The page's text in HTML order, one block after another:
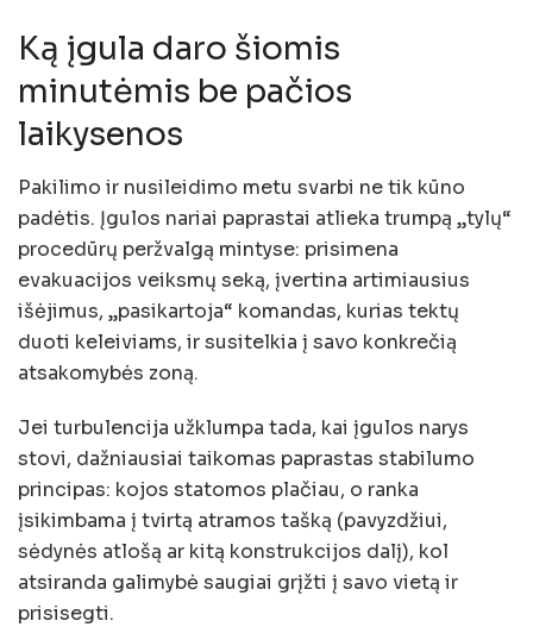
Ką įgula daro šiomis
minutėmis be pačios
laikysenos
Pakilimo ir nusileidimo metu svarbi ne tik kūno
padėtis. Įgulos nariai paprastai atlieka trumpą „tylų“
procedūrų peržvalgą mintyse: prisimena
evakuacijos veiksmų seką, įvertina artimiausius
išėjimus, „pasikartoja“ komandas, kurias tektų
duoti keleiviams, ir susitelkia į savo konkrečią
atsakomybės zoną.
Jei turbulencija užklumpa tada, kai įgulos narys
stovi, dažniausiai taikomas paprastas stabilumo
principas: kojos statomos plačiau, o ranka
įsikimbama į tvirtą atramos tašką (pavyzdžiui,
sėdynės atlošą ar kitą konstrukcijos dalį), kol
atsiranda galimybė saugiai grįžti į savo vietą ir
prisisegti.